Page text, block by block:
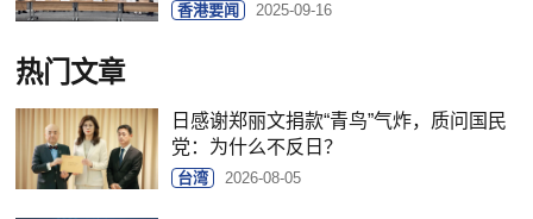
香港要闻 2025-09-16
热门文章
日感谢郑丽文捐款“青鸟”气炸，质问国民
党：为什么不反日？
台湾 2026-08-05